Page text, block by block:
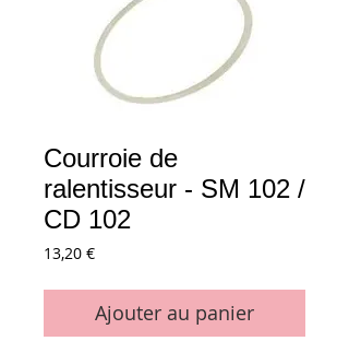
Courroie de
ralentisseur - SM 102 /
CD 102
13,20 €Prix
Ajouter au panier